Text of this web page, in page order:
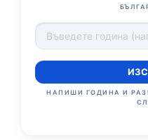
НАПИШИ ГОДИНА И